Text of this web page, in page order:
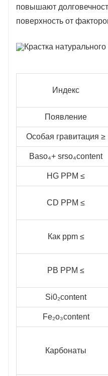
Вес продукта: 25 кг на
повышают
поверхность от
Индекс
Появление
Особая гравитация ≥
Baso₄+ srso₄content
HG PPM ≤
CD PPM ≤
Как ppm ≤
PB PPM ≤
Si0₂content
Fe₂o₃content
Карбонаты